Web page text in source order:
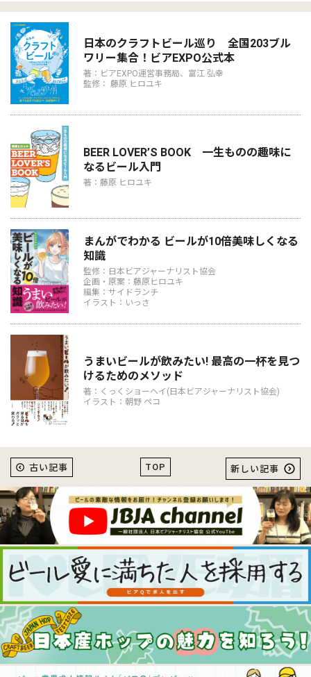
日本のクラフトビール巡り 全国203ブル
ワリー集合！ビアEXPO公式本
著：ビアEXPO運営事務局、富江 弘幸
監修： 藤原 ヒロユキ
BEER LOVER’S BOOK 一生ものの趣味に
なるビール入門
著：藤原 ヒロユキ
まんがでわかる ビールが10倍美味しくなる
知識
監修：日本ビアジャーナリスト協会
企画・原案：藤原ヒロユキ
編集：サイドランチ
イラスト：いっさ
うまいビールが飲みたい! 最高の一杯を見つ
けるためのメソッド
著：くっくショーヘイ(日本ビアジャーナリスト協会)
イラスト：朝野 ペコ
TOP
古い記事 新しい記事